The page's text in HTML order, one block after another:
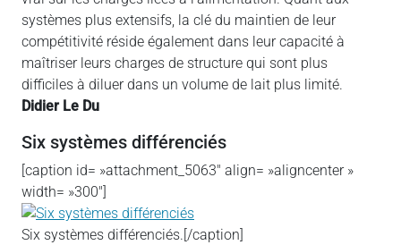
systèmes plus extensifs, la clé du maintien de leur
compétitivité réside également dans leur capacité à
maîtriser leurs charges de structure qui sont plus
difficiles à diluer dans un volume de lait plus limité.
Didier Le Du
Six systèmes différenciés
[caption id= »attachment_5063″ align= »aligncenter »
width= »300″]
Six systèmes différenciés.[/caption]